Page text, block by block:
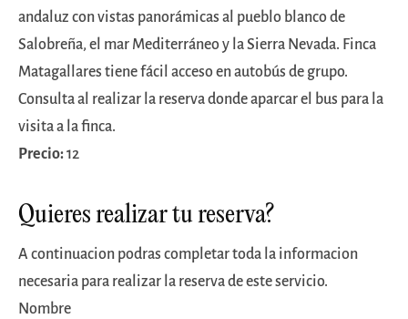
andaluz con vistas panorámicas al pueblo blanco de
Salobreña, el mar Mediterráneo y la Sierra Nevada. Finca
Matagallares tiene fácil acceso en autobús de grupo.
Consulta al realizar la reserva donde aparcar el bus para la
visita a la finca.
Precio:12
Quieres realizar tu reserva?
A continuacion podras completar toda la informacion
necesaria para realizar la reserva de este servicio.
Nombre